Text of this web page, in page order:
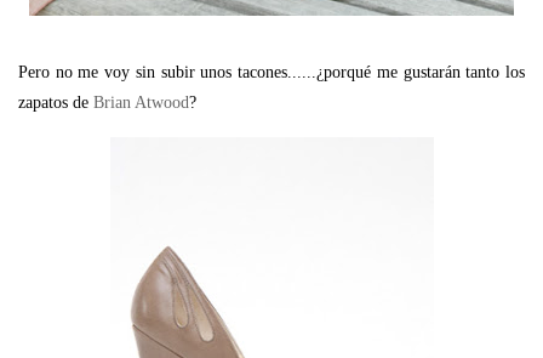
Pero no me voy sin subir unos tacones......¿porqué me gustarán tanto los
zapatos de Brian Atwood?